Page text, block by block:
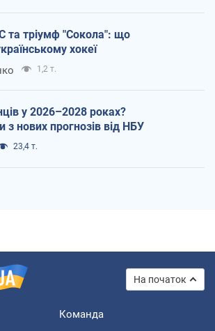
та тріумф "Сокола": що
хокеї
1,2 т.
у 2026–2028 роках?
з нових прогнозів від НБУ
23,4 т.
На початок
Команда